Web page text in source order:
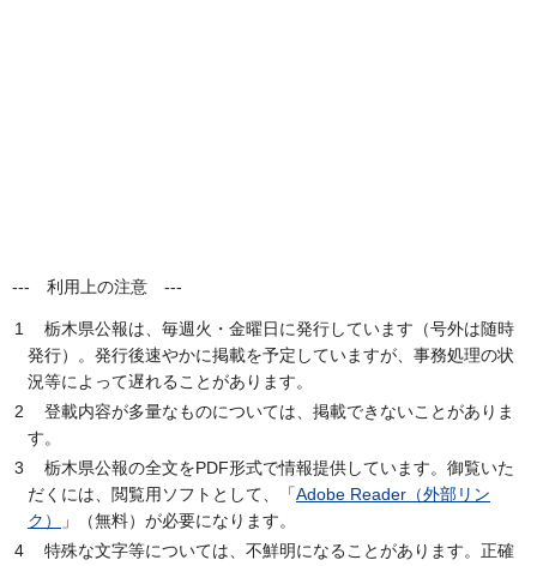
--- 利用上の注意 ---
1
栃木県公報は、毎週火・金曜日に発行しています（号外は随時
発行）。発行後速やかに掲載を予定していますが、事務処理の状
況等によって遅れることがあります。
2
登載内容が多量なものについては、掲載できないことがありま
す。
3
栃木県公報の全文をPDF形式で情報提供しています。御覧いた
だくには、閲覧用ソフトとして、「Adobe Reader（外部リン
ク）
」（無料）が必要になります。
4
特殊な文字等については、不鮮明になることがあります。正確